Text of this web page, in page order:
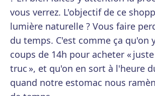
vous verrez. L'objectif de ce
lumière naturelle ? Vous faire
du temps. C'est comme ça qu'on
coups de 14h pour acheter «
truc », et qu'on en sort à l'heure
quand notre estomac nous